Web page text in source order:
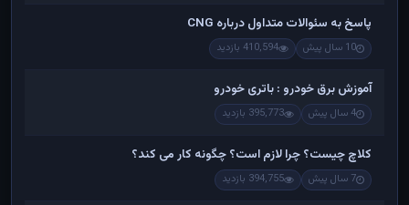
پاسخ به سئوالات متداول درباره CNG
10 سال پیش 410,594 بازدید
آموزش برق خودرو : باتری خودرو
4 سال پیش 395,773 بازدید
کلاچ چیست؟ چرا لازم است؟ چگونه کار می کند؟
7 سال پیش 394,755 بازدید